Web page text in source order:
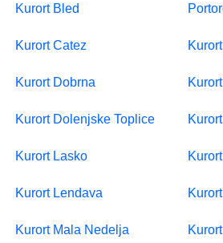
Kurort Bled
Kurort Catez
Kurort Dobrna
Kurort Dolenjske Toplice
Kurort Lasko
Kurort Lendava
Kurort Mala Nedelja